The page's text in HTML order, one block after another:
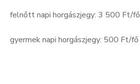
felnőtt napi horgászjegy: 3 500 Ft/fő
gyermek napi horgászjegy: 500 Ft/fő